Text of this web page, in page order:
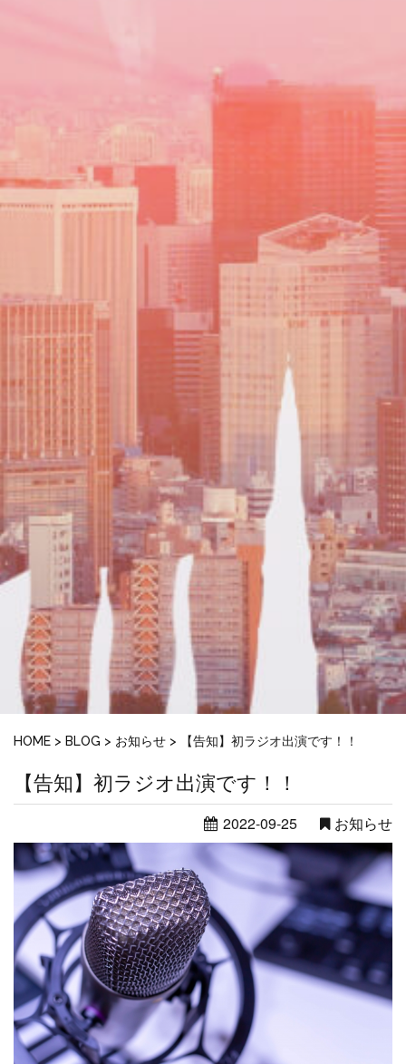
HOME > BLOG > お知らせ > 【告知】初ラジオ出演です！！
【告知】初ラジオ出演です！！
2022-09-25 お知らせ